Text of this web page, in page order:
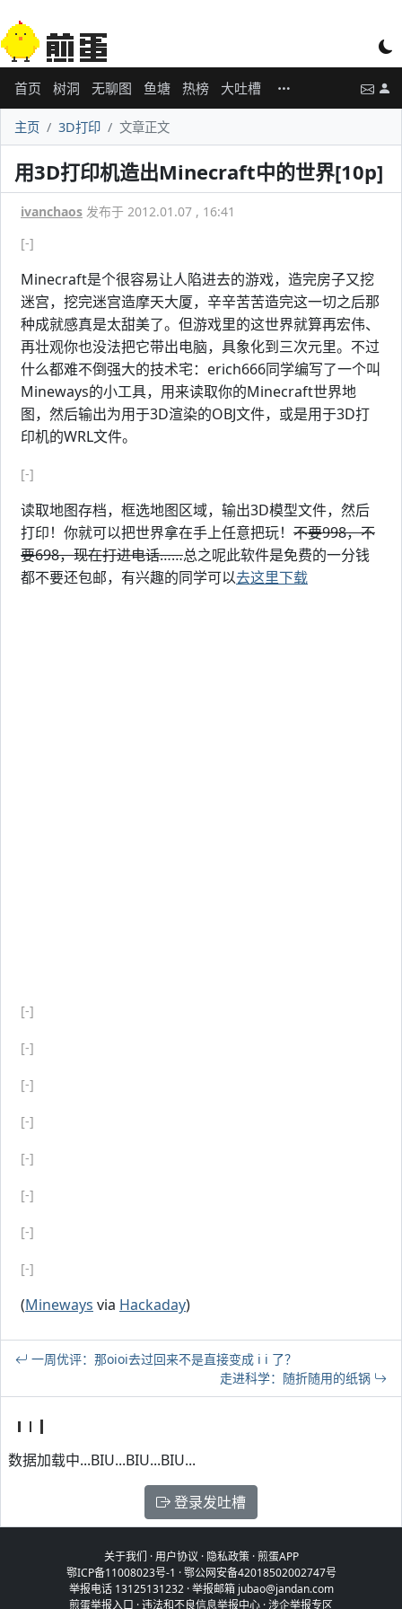
首页 树洞 无聊图 鱼塘 热榜 大吐槽
主页 3D打印 文章正文
用3D打印机造出Minecraft中的世界[10p]
ivanchaos 发布于 2012.01.07 , 16:41
[-]
Minecraft是个很容易让人陷进去的游戏，造完房子又挖
迷宫，挖完迷宫造摩天大厦，辛辛苦苦造完这一切之后那
种成就感真是太甜美了。但游戏里的这世界就算再宏伟、
再壮观你也没法把它带出电脑，具象化到三次元里。不过
什么都难不倒强大的技术宅：erich666同学编写了一个叫
Mineways的小工具，用来读取你的Minecraft世界地
图，然后输出为用于3D渲染的OBJ文件，或是用于3D打
印机的WRL文件。
[-]
读取地图存档，框选地图区域，输出3D模型文件，然后
打印！你就可以把世界拿在手上任意把玩！ 不要998，不
要698，现在打进电话……总之呢此软件是免费的一分钱
都不要还包邮，有兴趣的同学可以去这里下载
[-]
[-]
[-]
[-]
[-]
[-]
[-]
[-]
(Mineways via Hackaday)
一周优评：那oioi去过回来不是直接变成 i i 了？
走进科学：随折随用的纸锅
数据加载中...BIU...BIU...BIU...
登录发吐槽
关于我们 ·用户协议 · 隐私政策·煎蛋APP
鄂ICP备11008023号-1 ·鄂公网安备42018502002747号
举报电话 13125131232 · 举报邮箱 jubao@jandan.com
煎蛋举报入口 ·违法和不良信息举报中心 ·涉企举报专区